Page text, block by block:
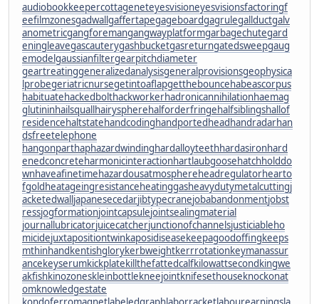
audiobookkeepercottageneteyesvisioneyesvisionsfactoringf
eefilmzonesgadwallgaffertapegageboardgagrulegallductgalv
anometricgangforemangangwayplatformgarbagechutegard
eningleavegascauterygashbucketgasreturngatedsweepgaug
emodelgaussianfiltergearpitchdiameter
geartreatinggeneralizedanalysisgeneralprovisionsgeophysica
lprobegeriatricnursegetintoaflapgetthebouncehabeascorpus
habituatehackedbolthackworkerhadronicannihilationhaemag
glutininhailsquallhairyspherehalforderfringehalfsiblingshallof
residencehaltstatehandcodinghandportedheadhandradarhan
dsfreetelephone
hangonparthaphazardwindinghardalloyteethhardasironhard
enedconcreteharmonicinteractionhartlaubgoosehatchholddo
wnhaveafinetimehazardousatmosphereheadregulatorhearto
fgoldheatageingresistanceheatinggasheavydutymetalcuttingj
acketedwalljapanesecedarjibtypecranejobabandonmentjobst
ressjogformationjointcapsulejointsealingmaterial
journallubricatorjuicecatcherjunctionofchannelsjusticiableho
micidejuxtapositiontwinkaposidiseasekeepagoodoffingkeeps
mthinhandkentishglorykerbweightkerrrotationkeymanassur
ancekeyserumkickplatekillthefattedcalfkilowattsecondkingwe
akfishkinozoneskleinbottlekneejointknifesethouseknockonat
omknowledgestate